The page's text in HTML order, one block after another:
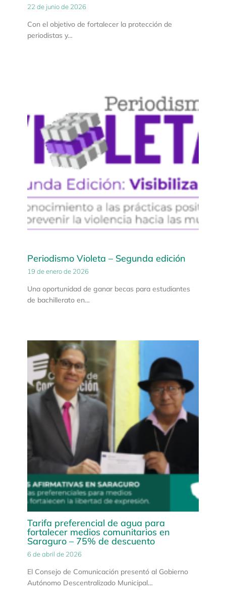
22 de junio de 2026
Con el objetivo de fortalecer la protección de
periodistas y…
Periodismo Violeta – Segunda edición
19 de enero de 2026
Una oportunidad de ganar becas para estudiantes
de bachillerato en…
Tarifa preferencial de agua para
fortalecer medios comunitarios en
Saraguro – 75% de descuento
6 de abril de 2026
El Consejo de Comunicación presentó al Gobierno
Autónomo Descentralizado Municipal…